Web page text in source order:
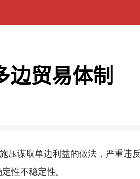
边贸易体制
谋取单边利益的做法，严重违反
性不稳定性。